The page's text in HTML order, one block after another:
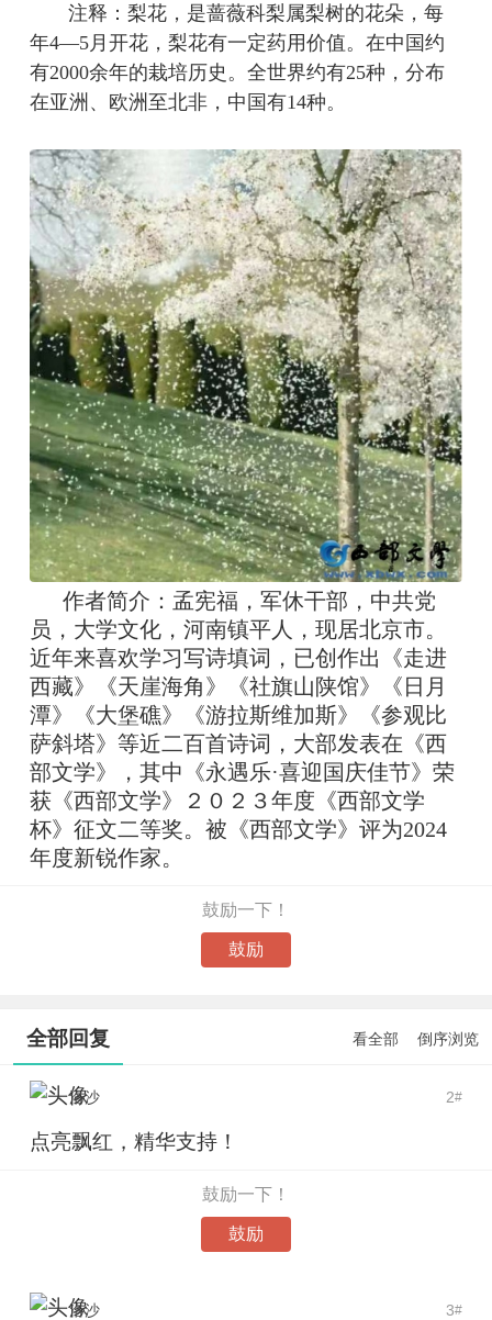
注释：梨花，是蔷薇科梨属梨树的花朵，每
年4—5月开花，梨花有一定药用价值。在中国约
有2000余年的栽培历史。全世界约有25种，分布
在亚洲、欧洲至北非，中国有14种。
作者简介：孟宪福，军休干部，中共党
员，大学文化，河南镇平人，现居北京市。
近年来喜欢学习写诗填词，已创作出《走进
西藏》《天崖海角》《社旗山陕馆》《日月
潭》《大堡礁》《游拉斯维加斯》《参观比
萨斜塔》等近二百首诗词，大部发表在《西
部文学》，其中《永遇乐·喜迎国庆佳节》荣
获《西部文学》２０２３年度《西部文学
杯》征文二等奖。被《西部文学》评为2024
年度新锐作家。
鼓励一下！
鼓励
全部回复 看全部 倒序浏览
2#
洛沙
点亮飘红，精华支持！
鼓励一下！
鼓励
3#
洛沙